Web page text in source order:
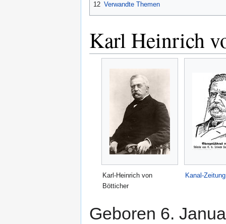
12 Verwandte Themen
Karl Heinrich
Karl-Heinrich von
Bötticher
Kanal-
Geboren 6.